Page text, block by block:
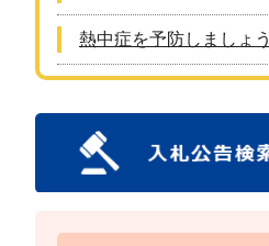
熱中症を予防しましょう